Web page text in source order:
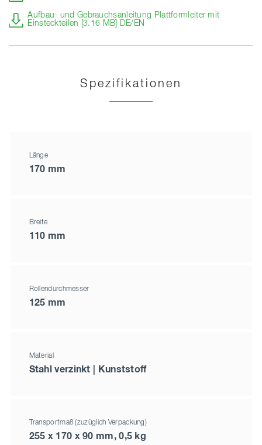
Aufbau- und Gebrauchsanleitung Plattformleiter mit
Einsteckteilen [3.16 MB] DE/EN
Spezifikationen
Länge
170 mm
Breite
110 mm
Rollendurchmesser
125 mm
Material
Stahl verzinkt | Kunststoff
Transportmaß (zuzüglich Verpackung)
255 x 170 x 90 mm, 0,5 kg